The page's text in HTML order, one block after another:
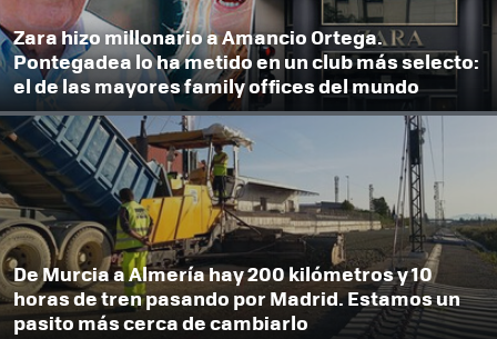
Zara hizo millonario a Amancio Ortega.
Pontegadea lo ha metido en un club más selecto:
el de las mayores family offices del mundo
De Murcia a Almería hay 200 kilómetros y 10
horas de tren pasando por Madrid. Estamos un
pasito más cerca de cambiarlo